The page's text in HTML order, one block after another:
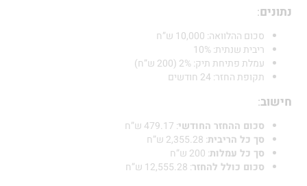
סכום ההלוואה: 10,000 ש”ח
ריבית שנתית: 10%
עמלת פתיחת תיק: 2% (200 ש”ח)
תקופת החזר: 24 חודשים
סכום ההחזר החודשי: 479.17 ש”ח
סך כל הריבית: 2,355.28 ש”ח
סך כל עמלות : 200 ש”ח
סכום כולל להחזר: 12,555.28 ש”ח